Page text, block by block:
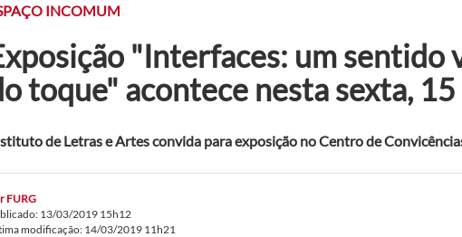
INCOMUM
"Interfaces: um sentido
toque" acontece nesta sexta, 15
de Letras e Artes convida para exposição no Centro de
FURG
13/03/2019 15h12
modificação: 14/03/2019 11h21